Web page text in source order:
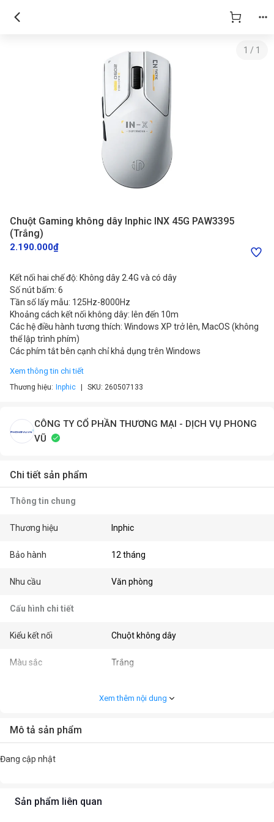
1 / 1
Chuột Gaming không dây Inphic INX 45G PAW3395
(Trắng)
2.190.000₫
Kết nối hai chế độ: Không dây 2.4G và có dây
Số nút bấm: 6
Tần số lấy mẫu: 125Hz-8000Hz
Khoảng cách kết nối không dây: lên đến 10m
Các hệ điều hành tương thích: Windows XP trở lên, MacOS (không
thể lập trình phím)
Các phím tắt bên cạnh chỉ khả dụng trên Windows
Xem thông tin chi tiết
Thương hiệu: Inphic SKU: 260507133
CÔNG TY CỔ PHẦN THƯƠNG MẠI - DỊCH VỤ PHONG
VŨ
Chi tiết sản phẩm
Thông tin chung
Thương hiệu Inphic
Bảo hành 12 tháng
Nhu cầu Văn phòng
Cấu hình chi tiết
Kiểu kết nối Chuột không dây
Màu sắc Trắng
Tên cảm biến PAW3395
Kích thước
Xem thêm nội dung
Mô tả sản phẩm
Đang cập nhật
Sản phẩm liên quan